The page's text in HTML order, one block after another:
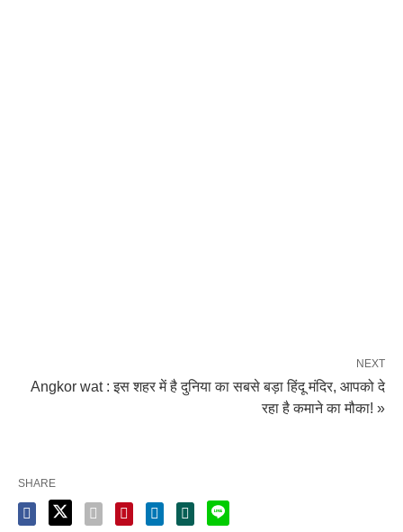
NEXT
Angkor wat : इस शहर में है दुनिया का सबसे बड़ा हिंदू मंदिर, आपको दे
रहा है कमाने का मौका! »
SHARE